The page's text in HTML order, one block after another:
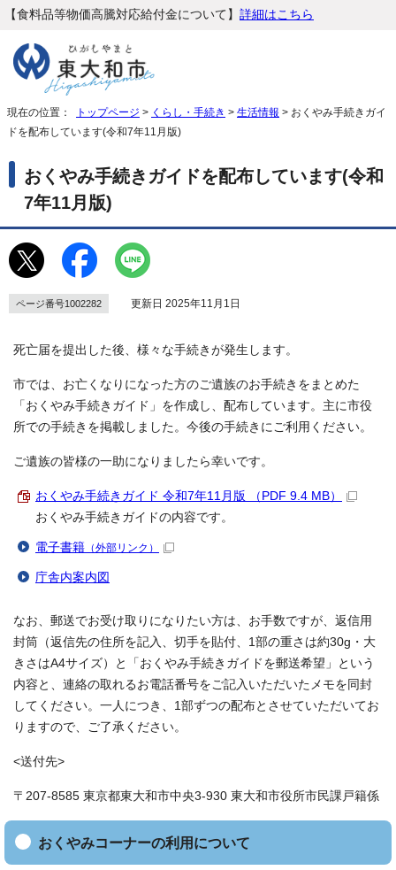
【食料品等物価高騰対応給付金について】 詳細はこちら
現在の位置： トップページ > くらし・手続き > 生活情報 > おくやみ手続きガイ
ドを配布しています(令和7年11月版)
おくやみ手続きガイドを配布しています(令和
7年11月版)
ページ番号1002282 更新日 2025年11月1日
死亡届を提出した後、様々な手続きが発生します。
市では、お亡くなりになった方のご遺族のお手続きをまとめた
「おくやみ手続きガイド」を作成し、配布しています。主に市役
所での手続きを掲載しました。今後の手続きにご利用ください。
ご遺族の皆様の一助になりましたら幸いです。
おくやみ手続きガイド 令和7年11月版 （PDF 9.4 MB）
おくやみ手続きガイドの内容です。
電子書籍 （外部リンク）
庁舎内案内図
なお、郵送でお受け取りになりたい方は、お手数ですが、返信用
封筒（返信先の住所を記入、切手を貼付、1部の重さは約30g・大
きさはA4サイズ）と「おくやみ手続きガイドを郵送希望」という
内容と、連絡の取れるお電話番号をご記入いただいたメモを同封
してください。一人につき、1部ずつの配布とさせていただいてお
りますので、ご了承ください。
<送付先>
〒207-8585 東京都東大和市中央3-930 東大和市役所市民課戸籍係
おくやみコーナーの利用について